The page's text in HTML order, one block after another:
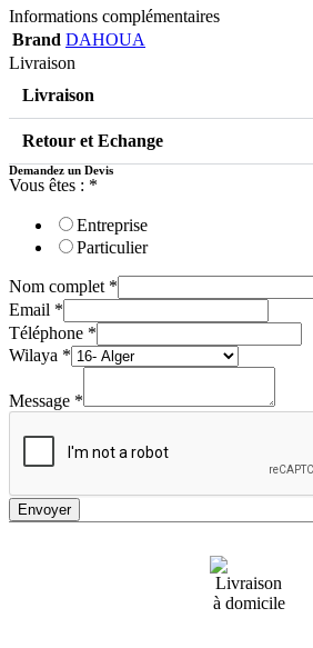
Informations complémentaires
Brand DAHOUA
Livraison
Livraison
Retour et Echange
Demandez un Devis
Vous êtes : *
Entreprise
Particulier
Nom complet *
Email *
Téléphone *
Wilaya *
Message *
Envoyer